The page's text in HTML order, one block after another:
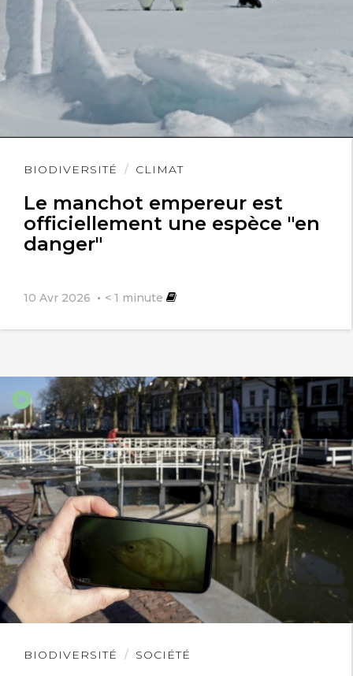
BIODIVERSITÉ CLIMAT
Le manchot empereur est
officiellement une espèce "en
danger"
10 Avr 2026 < 1 minute
Lire
BIODIVERSITÉ SOCIÉTÉ
Lire